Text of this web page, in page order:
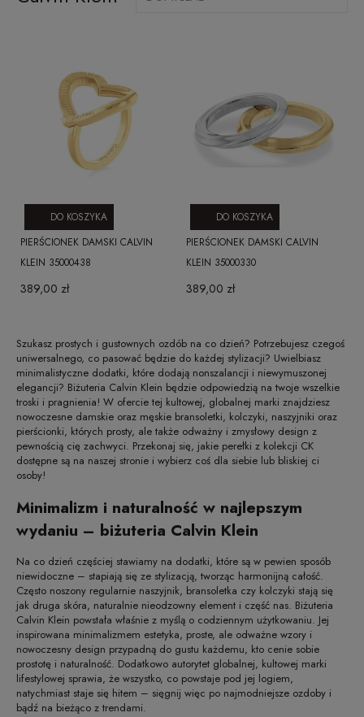
PIERŚCIONEK DAMSKI CALVIN
KLEIN 35000438
389,00 zł
DO KOSZYKA
PIERŚCIONEK DAMSKI CALVIN
KLEIN 35000330
389,00 zł
DO KOSZYKA
Szukasz prostych i gustownych ozdób na co dzień? Potrzebujesz czegoś
uniwersalnego, co pasować będzie do każdej stylizacji? Uwielbiasz
minimalistyczne dodatki, które dodają nonszalancji i niewymuszonej
elegancji? Biżuteria Calvin Klein będzie odpowiedzią na twoje wszelkie
troski i pragnienia! W ofercie tej kultowej, globalnej marki znajdziesz
nowoczesne damskie oraz męskie bransoletki, kolczyki, naszyjniki oraz
pierścionki, których prosty, ale także odważny i zmysłowy design z
pewnością cię zachwyci. Przekonaj się, jakie perełki z kolekcji CK
dostępne są na naszej stronie i wybierz coś dla siebie lub bliskiej ci
osoby!
Minimalizm i naturalność w najlepszym
wydaniu – biżuteria Calvin Klein
Na co dzień częściej stawiamy na dodatki, które są w pewien sposób
niewidoczne – stapiają się ze stylizacją, tworząc harmonijną całość.
Często noszony regularnie naszyjnik, bransoletka czy kolczyki stają się
jak druga skóra, naturalnie nieodzowny element i część nas. Biżuteria
Calvin Klein powstała właśnie z myślą o codziennym użytkowaniu. Jej
inspirowana minimalizmem estetyka, proste, ale odważne wzory i
nowoczesny design przypadną do gustu każdemu, kto cenie sobie
prostotę i naturalność. Dodatkowo autorytet globalnej, kultowej marki
lifestylowej sprawia, że wszystko, co powstaje pod jej logiem,
natychmiast staje się hitem – sięgnij więc po najmodniejsze ozdoby i
bądź na bieżąco z trendami.